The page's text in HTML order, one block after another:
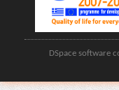
DSpace software